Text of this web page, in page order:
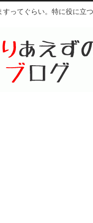
すってぐらい。特に役に立